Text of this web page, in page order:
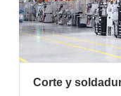
Corte y